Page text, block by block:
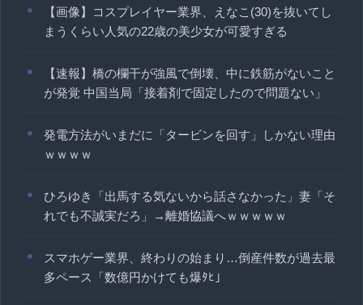
【画像】コスプレイヤー業界、えなこ(30)を抜いてし
まうくらい人気の22歳の美少女が可愛すぎる
【速報】橋の欄干が強風で倒壊、中に鉄筋がないこと
が発覚 中国当局「接着剤で固定したので問題ない」
発電方法がいまだに「タービンを回す」しかない理由
ｗｗｗｗ
ひろゆき「出馬する気ないから話さなかった」妻「そ
れでも不誠実だろ」→離婚協議へｗｗｗｗｗ
スマホゲー業界、終わりの始まり…倒産件数が過去最
多ペース「数億円かけても爆ﾀﾋ」